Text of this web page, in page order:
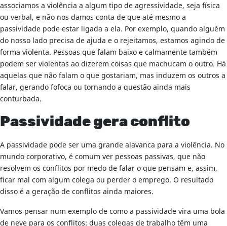
associamos a violência a algum tipo de agressividade, seja física
ou verbal, e não nos damos conta de que até mesmo a
passividade pode estar ligada a ela. Por exemplo, quando alguém
do nosso lado precisa de ajuda e o rejeitamos, estamos agindo de
forma violenta. Pessoas que falam baixo e calmamente também
podem ser violentas ao dizerem coisas que machucam o outro. Há
aquelas que não falam o que gostariam, mas induzem os outros a
falar, gerando fofoca ou tornando a questão ainda mais
conturbada.
Passividade gera conflito
A passividade pode ser uma grande alavanca para a violência. No
mundo corporativo, é comum ver pessoas passivas, que não
resolvem os conflitos por medo de falar o que pensam e, assim,
ficar mal com algum colega ou perder o emprego. O resultado
disso é a geração de conflitos ainda maiores.
Vamos pensar num exemplo de como a passividade vira uma bola
de neve para os conflitos: duas colegas de trabalho têm uma